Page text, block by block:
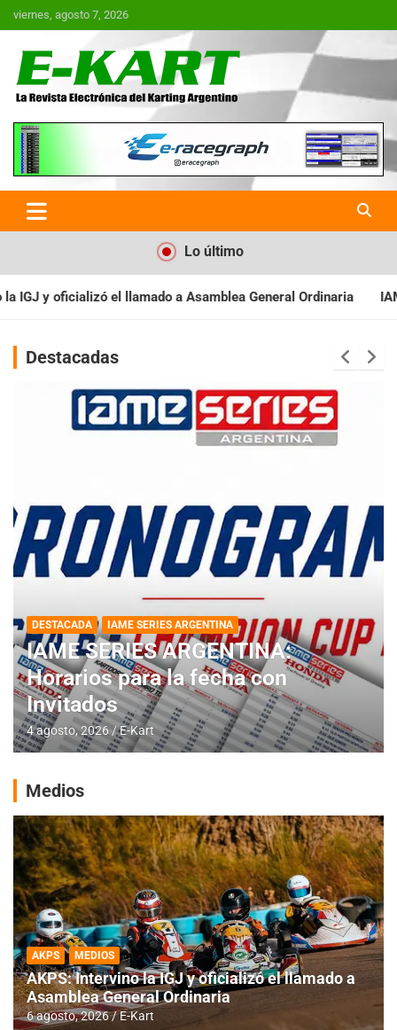
Saltar
al
viernes, agosto 7, 2026
E-Kart.com.ar | La Revista
Electrónica del Karting en
Argentina
Lo último
General Ordinaria IAME SERIES ARGENTINA:
Destacadas
DESTACADA IAME SERIES ARGENTINA
IAME SERIES ARGENTINA:
Horarios para la fecha con
Invitados
4 agosto, 2026 E-Kart
Medios
AKPS MEDIOS
AKPS: Intervino la IGJ y oficializó el llamado a
Asamblea General Ordinaria
6 agosto, 2026 E-Kart